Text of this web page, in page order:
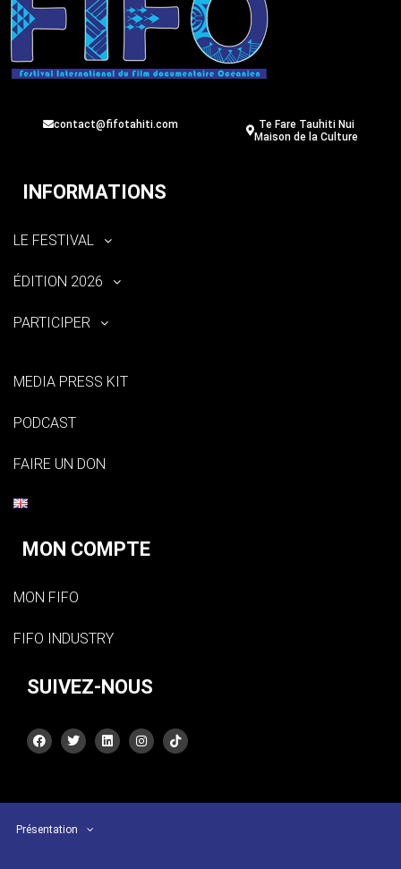
contact@fifotahiti.com
Te Fare Tauhiti Nui
Maison de la Culture
INFORMATIONS
LE FESTIVAL
ÉDITION 2026
PARTICIPER
MEDIA PRESS KIT
PODCAST
FAIRE UN DON
MON COMPTE
MON FIFO
FIFO INDUSTRY
SUIVEZ-NOUS
Présentation